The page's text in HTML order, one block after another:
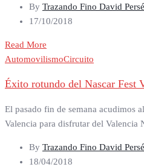
By Trazando Fino David Persé
17/10/2018
Read More
AutomovilismoCircuito
Éxito rotundo del Nascar Fest
El pasado fin de semana acudimos
Valencia para disfrutar del Valencia
By Trazando Fino David Persé
18/04/2018